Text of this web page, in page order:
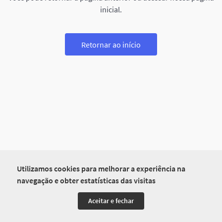
Utilizamos cookies para melhorar a experiência na
navegação e obter estatísticas das visitas
Aceitar e fechar
inicial.
Retornar ao início